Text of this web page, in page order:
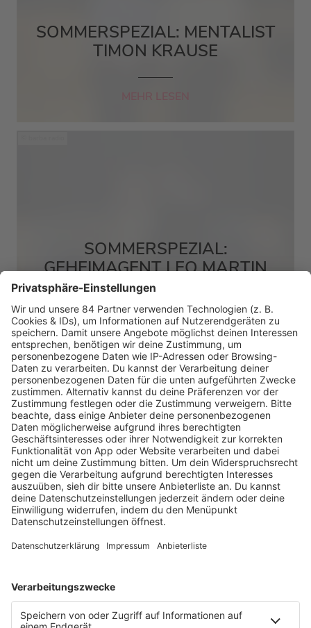
SOMMERSPEZIAL: MENTALIST
TIMON KRAUSE
MEHR LESEN
SOMMERSPEZIAL:
GEHEIMAGENT LEO MARTIN
MEHR LESEN
HOME
RADIOS
barba radio
Lagerfeuer
Füße hoch
Schmusekatze
Song Contest
Mädelsabend
Ich hasse Sport
Sonntag Morgen
Strandbar